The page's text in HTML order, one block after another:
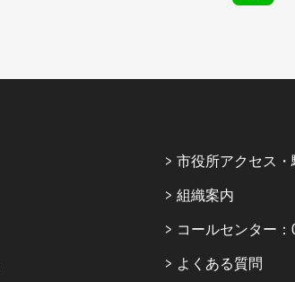
市役所アクセス・
組織案内
コールセンター
よくある質問